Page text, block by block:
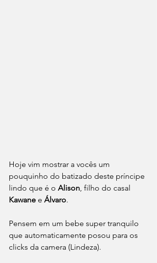
Hoje vim mostrar a vocês um
pouquinho do batizado deste príncipe
lindo que é o Alison, filho do casal
Kawane e Álvaro.
Pensem em um bebe super tranquilo
que automaticamente posou para os
clicks da camera (Lindeza).